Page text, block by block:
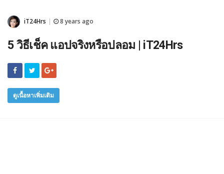
iT24Hrs 8 years ago
5 วิธีเช็ค แอปจริงหรือปลอม | iT24Hrs
ดูเนื้อหาเพิ่มเติม